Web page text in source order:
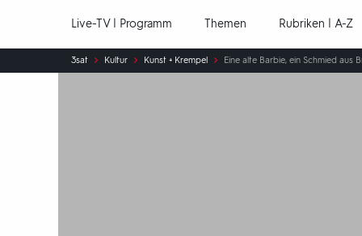
Live-TV | Programm Themen Rubriken | A-Z
Sie
sind
3sat Kultur Kunst + Krempel Eine alte Barbie, ein Schmied aus